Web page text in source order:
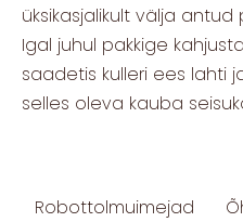
üksikasjalikult välja
Igal juhul pakkige
saadetis kulleri ees lahti
selles oleva kauba
Robottolmuimejad